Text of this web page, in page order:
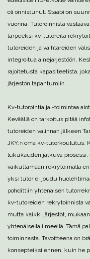
oli onnistunut. Staabi on
vuonna. Tutoroinnista
tarpeeksi kv-tutoreita
tutoreiden ja vaihtareiden
integroitua ainejärjestöön.
rajoitetusta kapasiteetista,
järjestön tapahtumiin.
Kv-tutorointia ja -toimintaa
Keväällä on tarkoitus pitää
tutoreiden valinnan jälkeen
JKY:n oma kv-tutorkoulutus.
lukukauden jatkuva prosessi,
vaikuttamaan rekrytoimalla
yksi tutor ei joudu
pohdittiin yhtenäisen
kv-tutoreiden rekrytoinnista
mutta kaikki järjestöt,
yhtenäisellä ilmeellä. Tämä
toiminnasta. Tavoitteena on
konsepteiksi ennen, kuin he